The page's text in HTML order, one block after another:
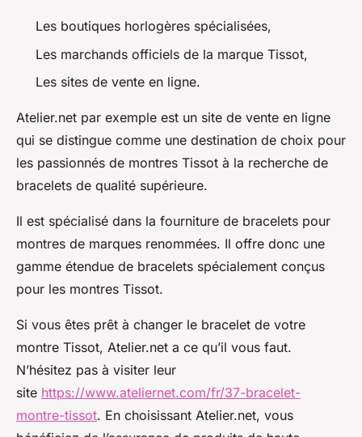
Les boutiques horlogères spécialisées,
Les marchands officiels de la marque Tissot,
Les sites de vente en ligne.
Atelier.net par exemple est un site de vente en ligne
qui se distingue comme une destination de choix pour
les passionnés de montres Tissot à la recherche de
bracelets de qualité supérieure.
Il est spécialisé dans la fourniture de bracelets pour
montres de marques renommées. Il offre donc une
gamme étendue de bracelets spécialement conçus
pour les montres Tissot.
Si vous êtes prêt à changer le bracelet de votre
montre Tissot, Atelier.net a ce qu’il vous faut.
N’hésitez pas à visiter leur
site https://www.ateliernet.com/fr/37-bracelet-
montre-tissot. En choisissant Atelier.net, vous